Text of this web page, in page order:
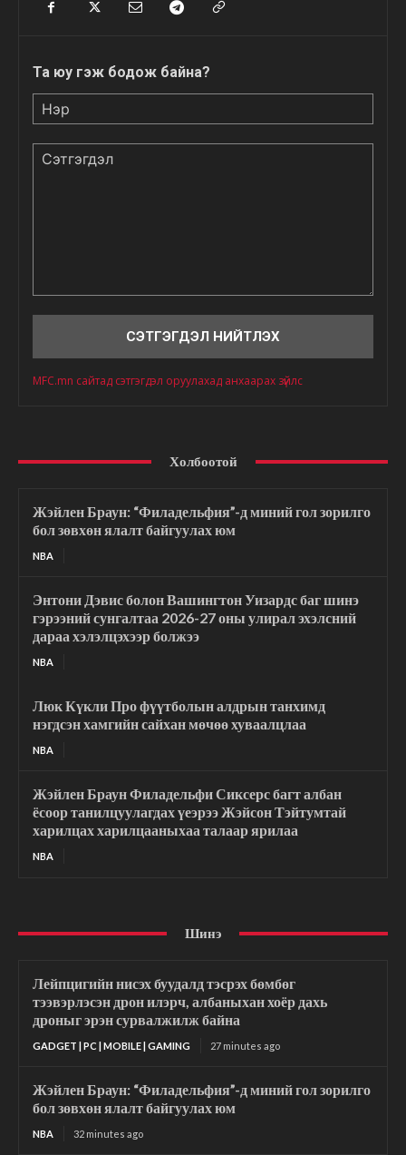
Та юу гэж бодож байна?
MFC.mn сайтад сэтгэгдэл оруулахад анхаарах зүйлс
Холбоотой
Жэйлен Браун: “Филадельфия”-д миний гол зорилго
бол зөвхөн ялалт байгуулах юм
NBA
Энтони Дэвис болон Вашингтон Уизардс баг шинэ
гэрээний сунгалтаа 2026-27 оны улирал эхэлсний
дараа хэлэлцэхээр болжээ
NBA
Люк Күкли Про фүүтболын алдрын танхимд
нэгдсэн хамгийн сайхан мөчөө хуваалцлаа
NBA
Жэйлен Браун Филадельфи Сиксерс багт албан
ёсоор танилцуулагдах үеэрээ Жэйсон Тэйтумтай
харилцах харилцааныхаа талаар ярилаа
NBA
Шинэ
Лейпцигийн нисэх буудалд тэсрэх бөмбөг
тээвэрлэсэн дрон илэрч, албаныхан хоёр дахь
дроныг эрэн сурвалжилж байна
GADGET | PC | MOBILE | GAMING 27 minutes ago
Жэйлен Браун: “Филадельфия”-д миний гол зорилго
бол зөвхөн ялалт байгуулах юм
NBA 32 minutes ago